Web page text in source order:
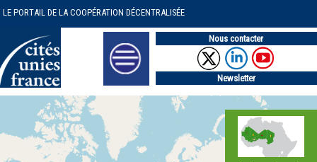
LE PORTAIL DE LA COOPÉRATION DÉCENTRALISÉE
Nous contacter
Newsletter